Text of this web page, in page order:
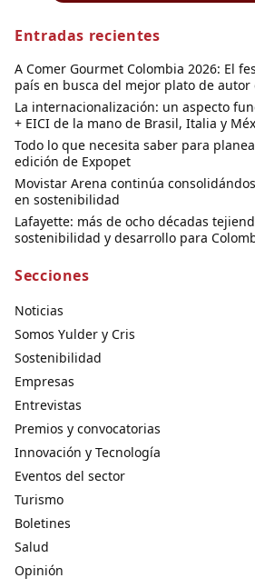
Entradas recientes
A Comer Gourmet Colombia 2026: El
país en busca del mejor plato de autor
La internacionalización: un aspecto
+ EICI de la mano de Brasil, Italia y
Todo lo que necesita saber para
edición de Expopet
Movistar Arena continúa
en sostenibilidad
Lafayette: más de ocho décadas
sostenibilidad y desarrollo para
Secciones
Noticias
Somos Yulder y Cris
Sostenibilidad
Empresas
Entrevistas
Premios y convocatorias
Innovación y Tecnología
Eventos del sector
Turismo
Boletines
Salud
Opinión